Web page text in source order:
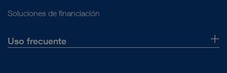
Soluciones de financiación
Uso frecuente